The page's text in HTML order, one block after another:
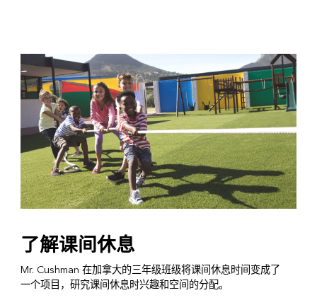
了解课间休息
Mr. Cushman 在加拿大的三年级班级将课间休息时间变成了
一个项目，研究课间休息时兴趣和空间的分配。